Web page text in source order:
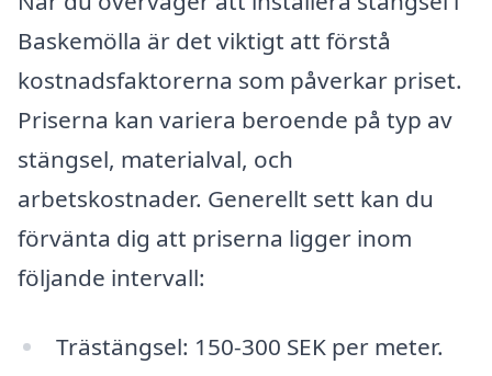
Baskemölla är det viktigt att förstå
kostnadsfaktorerna som påverkar priset.
Priserna kan variera beroende på typ av
stängsel, materialval, och
arbetskostnader. Generellt sett kan du
förvänta dig att priserna ligger inom
följande intervall:
Trästängsel: 150-300 SEK per meter.